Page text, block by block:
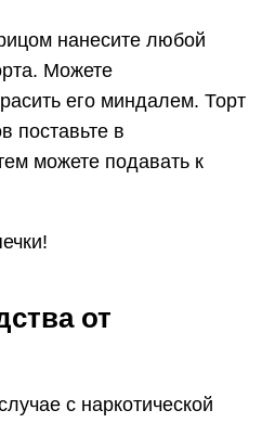
нанесите любой
Можете
его миндалем. Торт
поставьте в
можете подавать к
от
с наркотической